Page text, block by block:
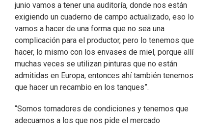
junio vamos a tener una auditoría, donde nos están
exigiendo un cuaderno de campo actualizado, eso lo
vamos a hacer de una forma que no sea una
complicación para el productor, pero lo tenemos que
hacer, lo mismo con los envases de miel, porque allí
muchas veces se utilizan pinturas que no están
admitidas en Europa, entonces ahí también tenemos
que hacer un recambio en los tanques”.
“Somos tomadores de condiciones y tenemos que
adecuarnos a los que nos pide el mercado